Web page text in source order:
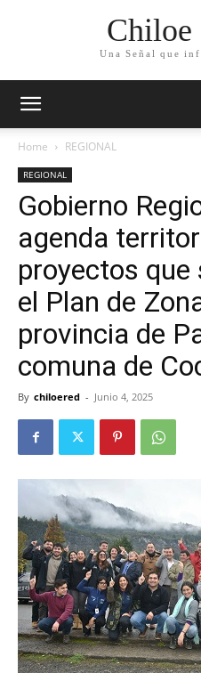
Chiloe
Una Señal que
Home REGIONAL
REGIONAL
Gobierno
agenda
proyectos que
el Plan de
provincia de
comuna de
By chiloered - Junio 4, 2025